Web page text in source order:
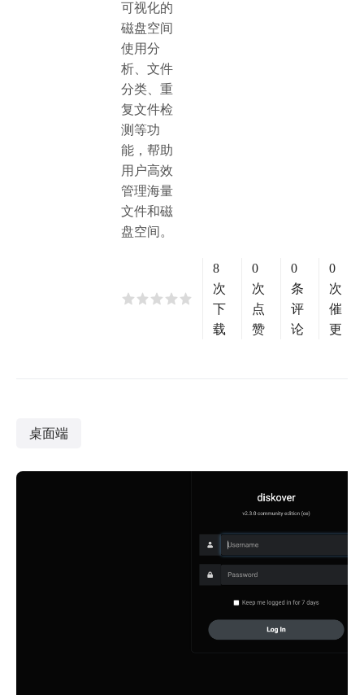
可视化的
磁盘空间
使用分
析、文件
分类、重
复文件检
测等功
能，帮助
用户高效
管理海量
文件和磁
盘空间。
8
次
下
载
0
次
点
赞
0
条
评
论
0
次
催
更
桌面端